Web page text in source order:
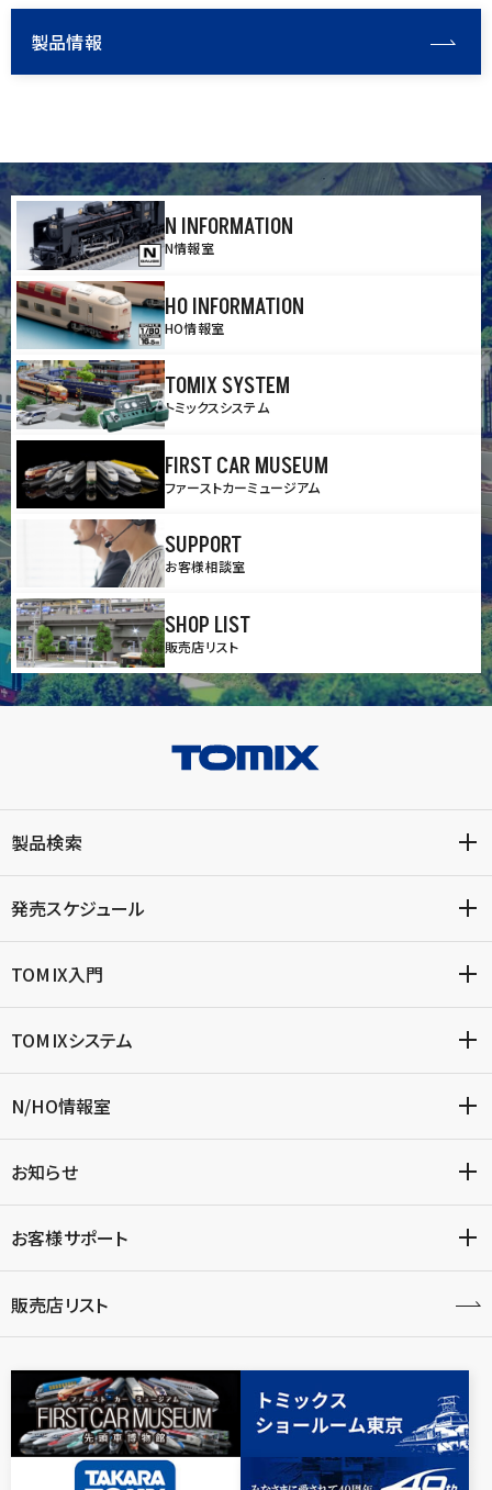
製品情報
N INFORMATION
N情報室
HO INFORMATION
HO情報室
TOMIX SYSTEM
トミックスシステム
FIRST CAR MUSEUM
ファーストカーミュージアム
SUPPORT
お客様相談室
SHOP LIST
販売店リスト
製品検索
発売スケジュール
TOMIX入門
TOMIXシステム
N/HO情報室
お知らせ
お客様サポート
販売店リスト